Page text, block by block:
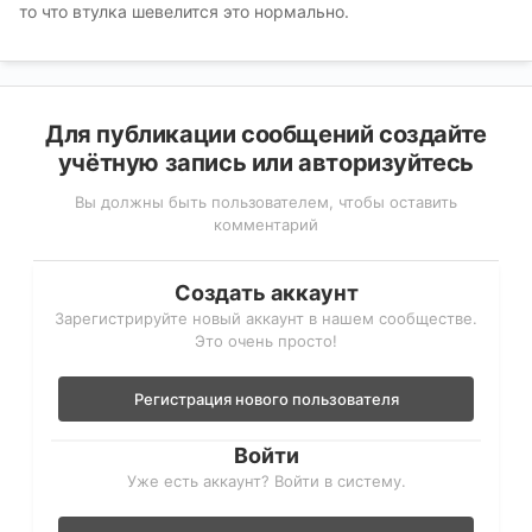
то что втулка шевелится это нормально.
Для публикации сообщений создайте
учётную запись или авторизуйтесь
Вы должны быть пользователем, чтобы оставить
комментарий
Создать аккаунт
Зарегистрируйте новый аккаунт в нашем сообществе.
Это очень просто!
Регистрация нового пользователя
Войти
Уже есть аккаунт? Войти в систему.